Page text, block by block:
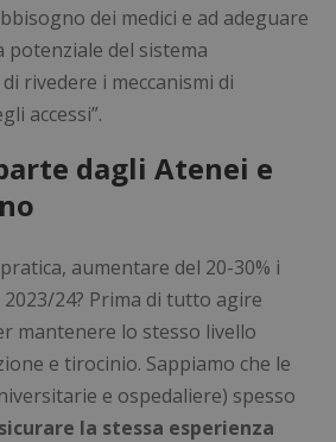
dei medici e ad adeguare
potenziale del sistema
rivedere i meccanismi di
accessi”.
dagli Atenei e
aumentare del 20-30% i
24? Prima di tutto agire
mantenere lo stesso livello
e tirocinio. Sappiamo che le
e ospedaliere) spesso
la stessa esperienza